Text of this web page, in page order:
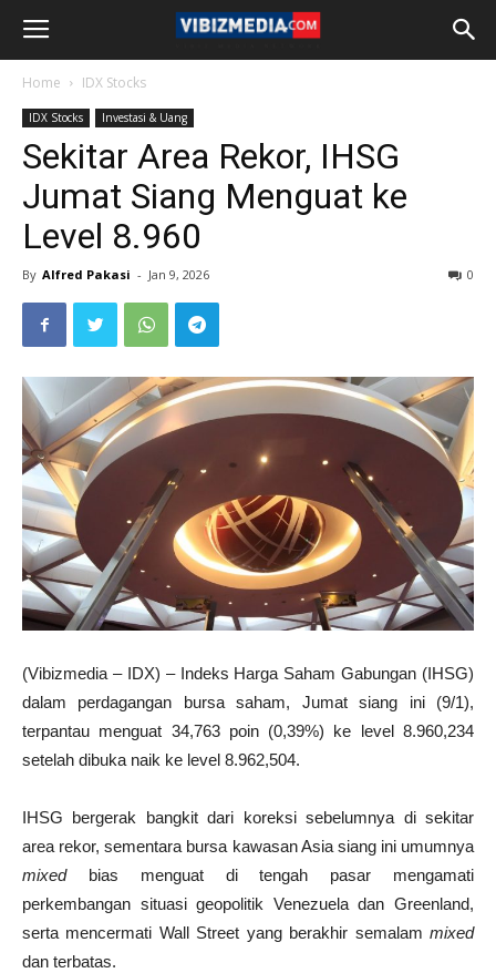
Home IDX Stocks
IDX Stocks Investasi & Uang
Sekitar Area Rekor, IHSG
Jumat Siang Menguat ke
Level 8.960
By Alfred Pakasi - Jan 9, 2026 0
(Vibizmedia – IDX) – Indeks Harga Saham Gabungan (IHSG)
dalam perdagangan bursa saham, Jumat siang ini (9/1),
terpantau menguat 34,763 poin (0,39%) ke level 8.960,234
setelah dibuka naik ke level 8.962,504.
IHSG bergerak bangkit dari koreksi sebelumnya di sekitar
area rekor, sementara bursa kawasan Asia siang ini umumnya
mixedbias menguat di tengah pasar mengamati
perkembangan situasi geopolitik Venezuela dan Greenland,
serta mencermati Wall Street yang berakhir semalam mixed
dan terbatas.